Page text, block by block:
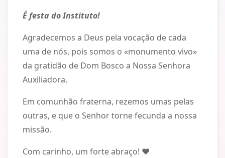
É festa do Instituto!
Agradecemos a Deus pela vocação de cada
uma de nós, pois somos o «monumento vivo»
da gratidão de Dom Bosco a Nossa Senhora
Auxiliadora.
Em comunhão fraterna, rezemos umas pelas
outras, e que o Senhor torne fecunda a nossa
missão.
Com carinho, um forte abraço! ♥